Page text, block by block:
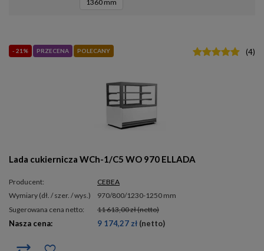
1360 mm
- 21% PRZECENA POLECANY
Lada cukiernicza WCh-1/C5 WO 970 ELLADA
Producent:
CEBEA
wymiary (dł. / szer. / wys.)
970/800/1230-1250 mm
Sugerowana cena netto:
11 613,00 zł(netto)
Nasza cena: 9 174,27 zł (netto)
(4)